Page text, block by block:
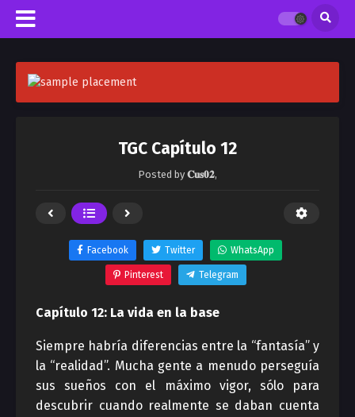
TGC Capítulo 12
Posted by 𝐂𝐮𝐬𝟎𝟐,
Facebook Twitter WhatsApp
Pinterest Telegram
Capítulo 12: La vida en la base
Siempre habría diferencias entre la “fantasía” y
la “realidad”. Mucha gente a menudo perseguía
sus sueños con el máximo vigor, sólo para
descubrir cuando realmente se daban cuenta